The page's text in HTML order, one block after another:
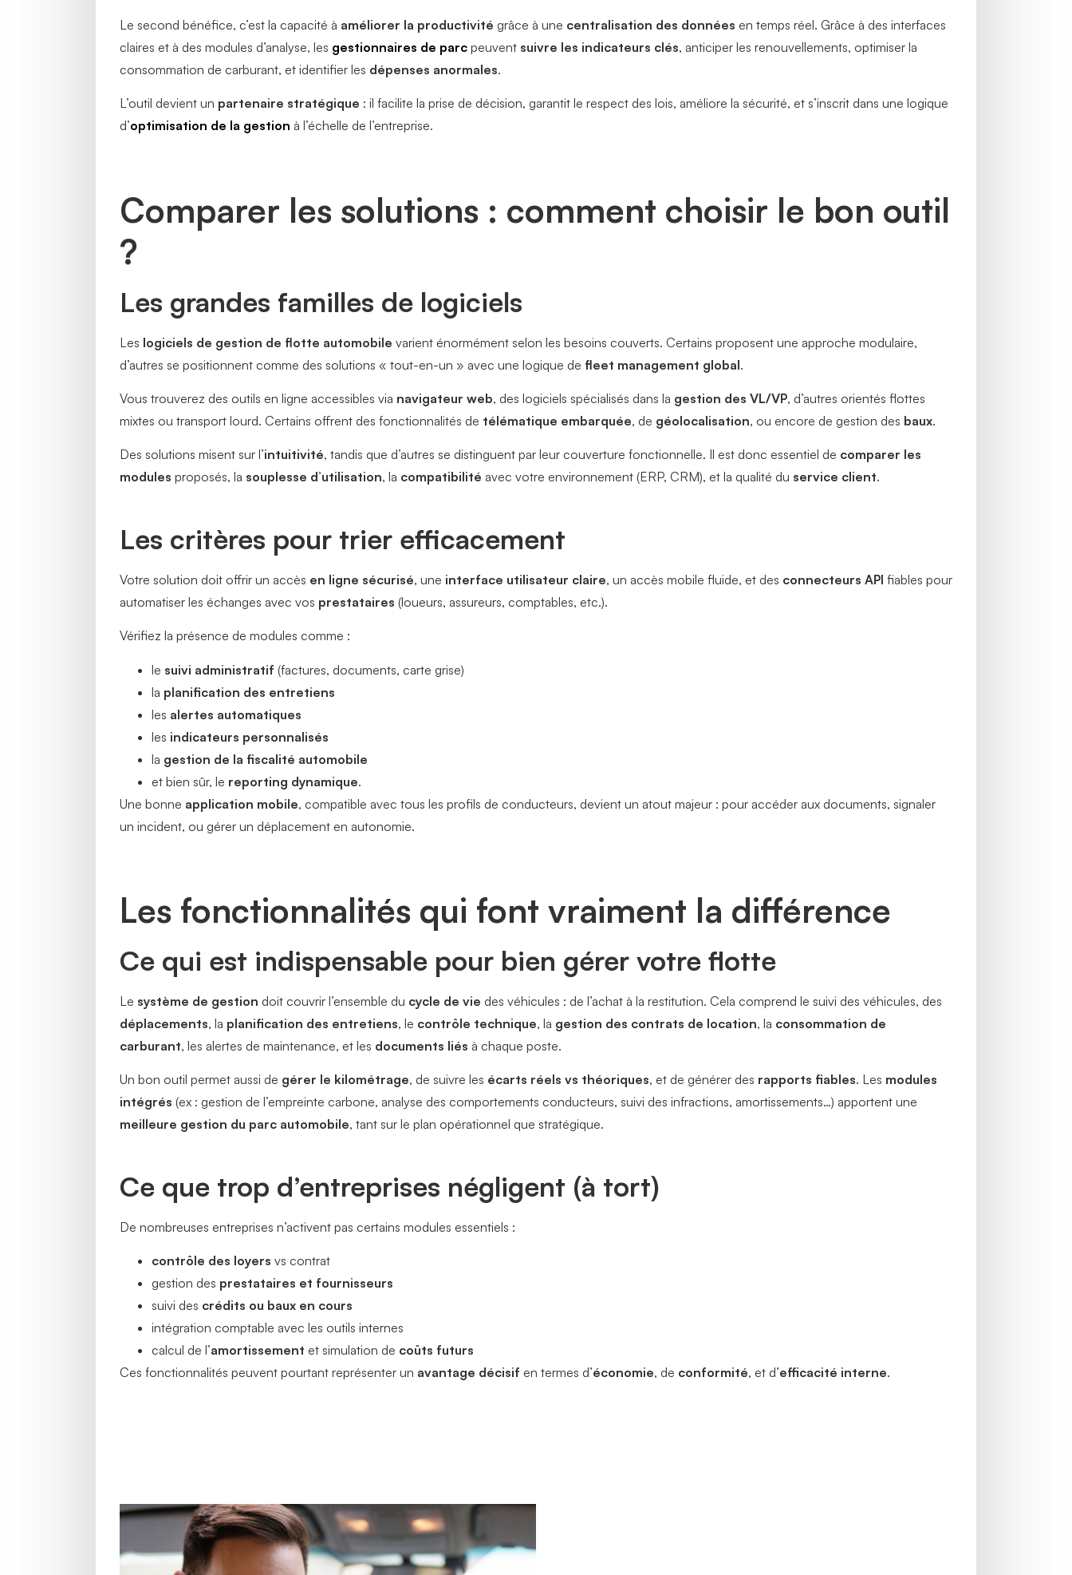
Le second bénéfice, c’est la capacité à améliorer la productivité grâce à une centralisation des données en temps réel. Grâce à des interfaces
claires et à des modules d’analyse, les gestionnaires de parc peuvent suivre les indicateurs clés, anticiper les renouvellements, optimiser la
consommation de carburant, et identifier les dépenses anormales.
L’outil devient un partenaire stratégique : il facilite la prise de décision, garantit le respect des lois, améliore la sécurité, et s’inscrit dans une logique
d’optimisation de la gestion à l’échelle de l’entreprise.
Comparer les solutions : comment choisir le bon outil
?
Les grandes familles de logiciels
Les logiciels de gestion de flotte automobile varient énormément selon les besoins couverts. Certains proposent une approche modulaire,
d’autres se positionnent comme des solutions « tout-en-un » avec une logique de fleet management global.
Vous trouverez des outils en ligne accessibles via navigateur web, des logiciels spécialisés dans la gestion des VL/VP, d’autres orientés flottes
mixtes ou transport lourd. Certains offrent des fonctionnalités de télématique embarquée, de géolocalisation, ou encore de gestion des baux.
Des solutions misent sur l’intuitivité, tandis que d’autres se distinguent par leur couverture fonctionnelle. Il est donc essentiel de comparer les
modules proposés, la souplesse d’utilisation, la compatibilité avec votre environnement (ERP, CRM), et la qualité du service client.
Les critères pour trier efficacement
Votre solution doit offrir un accès en ligne sécurisé, une interface utilisateur claire, un accès mobile fluide, et des connecteurs API fiables pour
automatiser les échanges avec vos prestataires (loueurs, assureurs, comptables, etc.).
Vérifiez la présence de modules comme :
le suivi administratif (factures, documents, carte grise)
la planification des entretiens
les alertes automatiques
les indicateurs personnalisés
la gestion de la fiscalité automobile
et bien sûr, le reporting dynamique.
Une bonne application mobile, compatible avec tous les profils de conducteurs, devient un atout majeur : pour accéder aux documents, signaler
un incident, ou gérer un déplacement en autonomie.
Les fonctionnalités qui font vraiment la différence
Ce qui est indispensable pour bien gérer votre flotte
Le système de gestion doit couvrir l’ensemble du cycle de vie des véhicules : de l’achat à la restitution. Cela comprend le suivi des véhicules, des
déplacements, la planification des entretiens, le contrôle technique, la gestion des contrats de location, la consommation de
carburant, les alertes de maintenance, et les documents liés à chaque poste.
Un bon outil permet aussi de gérer le kilométrage, de suivre les écarts réels vs théoriques, et de générer des rapports fiables. Les modules
intégrés (ex : gestion de l’empreinte carbone, analyse des comportements conducteurs, suivi des infractions, amortissements…) apportent une
meilleure gestion du parc automobile, tant sur le plan opérationnel que stratégique.
Ce que trop d’entreprises négligent (à tort)
De nombreuses entreprises n’activent pas certains modules essentiels :
contrôle des loyers vs contrat
gestion des prestataires et fournisseurs
suivi des crédits ou baux en cours
intégration comptable avec les outils internes
calcul de l’amortissement et simulation de coûts futurs
Ces fonctionnalités peuvent pourtant représenter un avantage décisif en termes d’économie, de conformité, et d’efficacité interne.